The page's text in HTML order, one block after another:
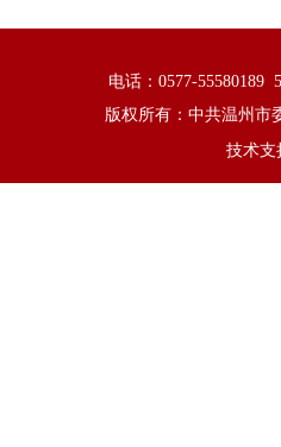
电话：0577-55580189
版权所有：中共温州
技术